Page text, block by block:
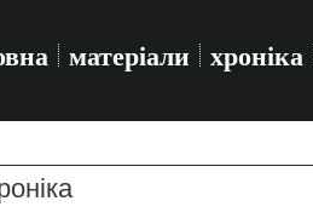
матеріали хроніка